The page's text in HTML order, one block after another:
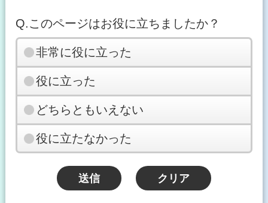
Q.このページはお役に立ちましたか？
非常に役に立った
役に立った
どちらともいえない
役に立たなかった